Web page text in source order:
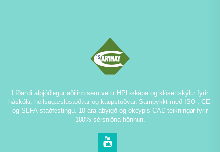
Líðandi alþjóðlegur aðilinn sem veitir HPL-skápa og klósettskýlur fyrir
háskóla, heilsugæslustöðvar og kaupstöðvar. Samþykkt með ISO-, CE-
og SEFA-staðfestingu. 10 ára ábyrgð og ókeypis CAD-teikningar fyrir
100% sérsniðna hönnun.